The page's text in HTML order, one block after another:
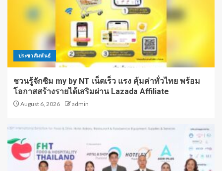
ประชาสัมพันธ์
ชวนรู้จักซิม my by NT เน็ตเร็ว แรง คุ้มค่าทั่วไทย พร้อม
โอกาสสร้างรายได้เสริมผ่าน Lazada Affiliate
August 6, 2026 admin